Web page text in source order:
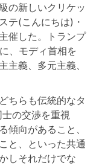
の新しいクリケッ
テ(こんにちは)・
催した。トランプ
、モディ首相を
主義、多元主義、
ちらも伝統的なタ
の交渉を重視
傾向があること、
と、といった共通
しそれだけでな